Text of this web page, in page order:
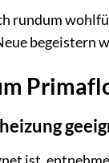
rundum
begeistern